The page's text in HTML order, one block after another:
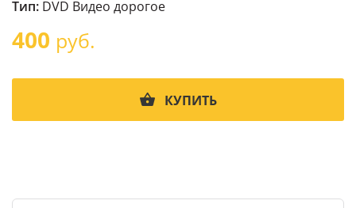
Тип: DVD Видео дорогое
400 руб.
КУПИТЬ